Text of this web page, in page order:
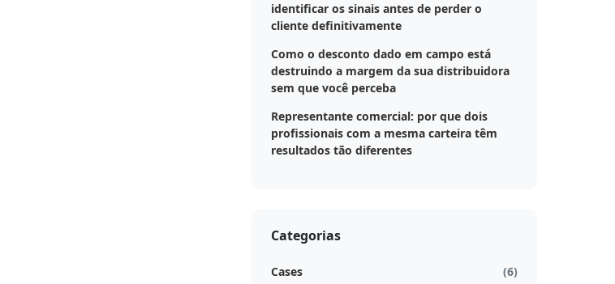
identificar os sinais antes de perder o
cliente definitivamente
Como o desconto dado em campo está
destruindo a margem da sua distribuidora
sem que você perceba
Representante comercial: por que dois
profissionais com a mesma carteira têm
resultados tão diferentes
Categorias
Cases
(6)